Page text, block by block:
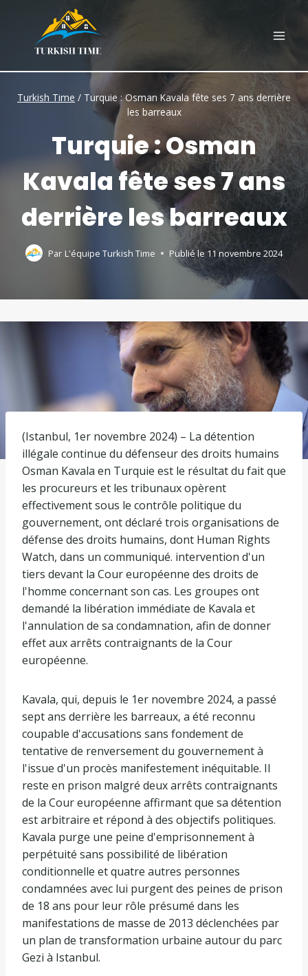
content
Turkish Time / Turquie : Osman Kavala fête ses 7 ans derrière
les barreaux
Turquie : Osman
Kavala fête ses 7 ans
derrière les barreaux
Par L'équipe Turkish Time Publié le 11 novembre 2024
(Istanbul, 1er novembre 2024) – La détention
illégale continue du défenseur des droits humains
Osman Kavala en Turquie est le résultat du fait que
les procureurs et les tribunaux opèrent
effectivement sous le contrôle politique du
gouvernement, ont déclaré trois organisations de
défense des droits humains, dont Human Rights
Watch, dans un communiqué. intervention d'un
tiers devant la Cour européenne des droits de
l'homme concernant son cas. Les groupes ont
demandé la libération immédiate de Kavala et
l'annulation de sa condamnation, afin de donner
effet aux arrêts contraignants de la Cour
européenne.
Kavala, qui, depuis le 1er novembre 2024, a passé
sept ans derrière les barreaux, a été reconnu
coupable d'accusations sans fondement de
tentative de renversement du gouvernement à
l'issue d'un procès manifestement inéquitable. Il
reste en prison malgré deux arrêts contraignants
de la Cour européenne affirmant que sa détention
est arbitraire et répond à des objectifs politiques.
Kavala purge une peine d'emprisonnement à
perpétuité sans possibilité de libération
conditionnelle et quatre autres personnes
condamnées avec lui purgent des peines de prison
de 18 ans pour leur rôle présumé dans les
manifestations de masse de 2013 déclenchées par
un plan de transformation urbaine autour du parc
Gezi à Istanbul.